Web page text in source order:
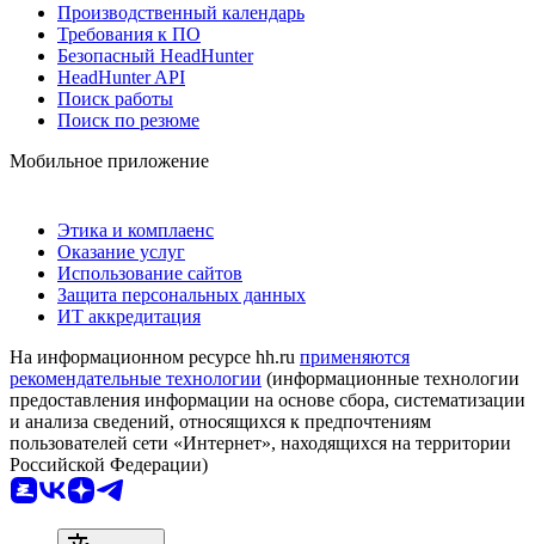
Производственный календарь
Требования к ПО
Безопасный HeadHunter
HeadHunter API
Поиск работы
Поиск по резюме
Мобильное приложение
Этика и комплаенс
Оказание услуг
Использование сайтов
Защита персональных данных
ИТ аккредитация
На информационном ресурсе hh.ru применяются
рекомендательные технологии (информационные технологии
предоставления информации на основе сбора, систематизации
и анализа сведений, относящихся к предпочтениям
пользователей сети «Интернет», находящихся на территории
Российской Федерации)